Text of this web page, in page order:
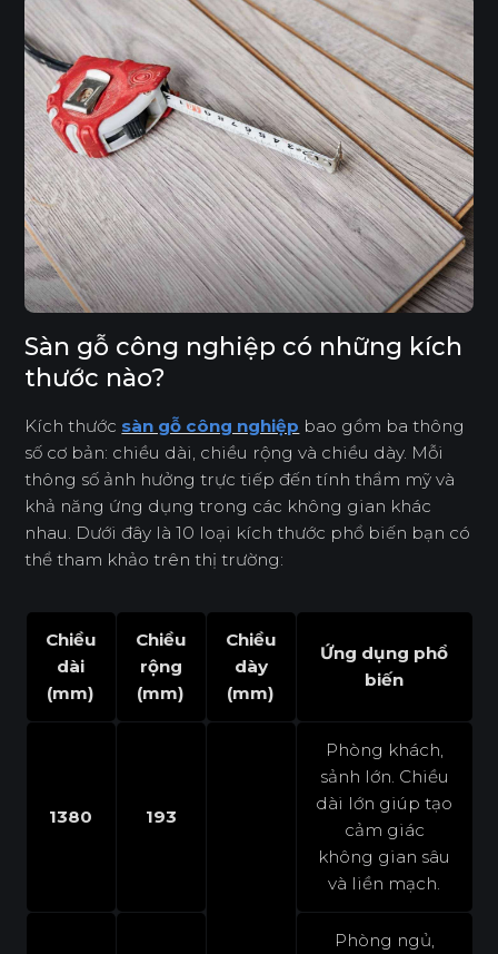
Sàn gỗ công nghiệp có những kích
thước nào?
Kích thước sàn gỗ công nghiệp bao gồm ba thông
số cơ bản: chiều dài, chiều rộng và chiều dày. Mỗi
thông số ảnh hưởng trực tiếp đến tính thẩm mỹ và
khả năng ứng dụng trong các không gian khác
nhau. Dưới đây là 10 loại kích thước phổ biến bạn có
thể tham khảo trên thị trường:
Chiều
dài
(mm)
Chiều
rộng
(mm)
Chiều
dày
(mm)
Ứng dụng phổ
biến
1380 193
Phòng khách,
sảnh lớn. Chiều
dài lớn giúp tạo
cảm giác
không gian sâu
và liền mạch.
Phòng ngủ,